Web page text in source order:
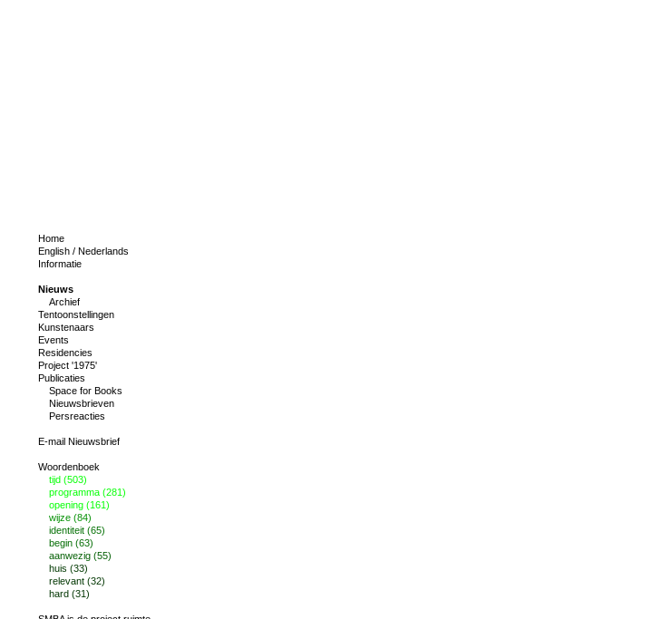
Home
English / Nederlands
Informatie
Nieuws
Archief
Tentoonstellingen
Kunstenaars
Events
Residencies
Project '1975'
Publicaties
Space for Books
Nieuwsbrieven
Persreacties
E-mail Nieuwsbrief
Woordenboek
tijd (503)
programma (281)
opening (161)
wijze (84)
identiteit (65)
begin (63)
aanwezig (55)
huis (33)
relevant (32)
hard (31)